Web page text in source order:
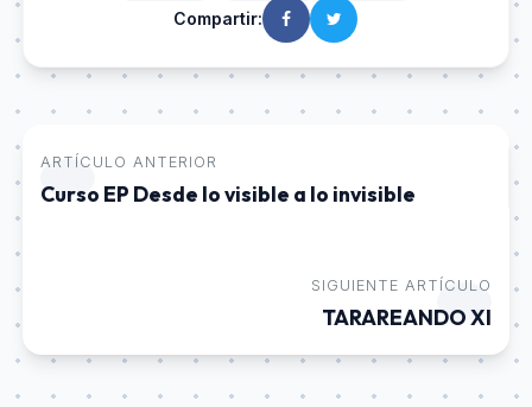
Compartir:
ARTÍCULO ANTERIOR
Curso EP Desde lo visible a lo invisible
SIGUIENTE ARTÍCULO
TARAREANDO XI